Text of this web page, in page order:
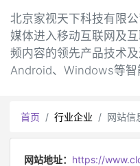
北京家视天下科技有限
媒体进入移动互联网及
频内容的领先产品技术
Android、Windows等智
首页 行业企业 网站信
网站地址： https://